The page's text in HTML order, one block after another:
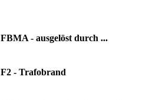
FBMA - ausgelöst durch ...
F2 - Trafobrand